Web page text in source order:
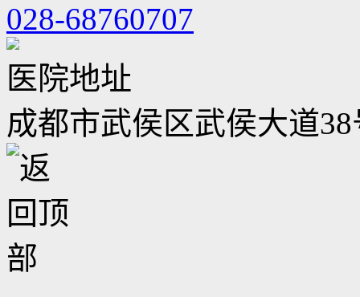
028-68760707
医院地址
成都市武侯区武侯大道38